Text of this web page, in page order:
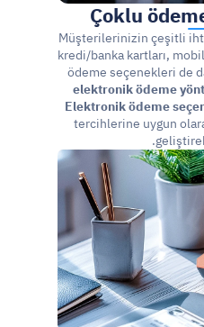
Çoklu
Müşterilerinizin çeşitli
kredi/banka kartları,
elektronik ödeme
Elektronik ödeme
tercihlerine uygun